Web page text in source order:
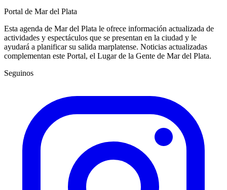
Portal de Mar del Plata
Esta agenda de Mar del Plata le ofrece información actualizada de
actividades y espectáculos que se presentan en la ciudad y le
ayudará a planificar su salida marplatense. Noticias actualizadas
complementan este Portal, el Lugar de la Gente de Mar del Plata.
Seguinos